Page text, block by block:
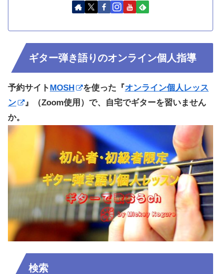
ギター弾き語りのオンライン個人指導
予約サイト MOSH を使った『 オンライン個人レッス
ン
』（Zoom使用）で、自宅でギターを習いません
か。
検索